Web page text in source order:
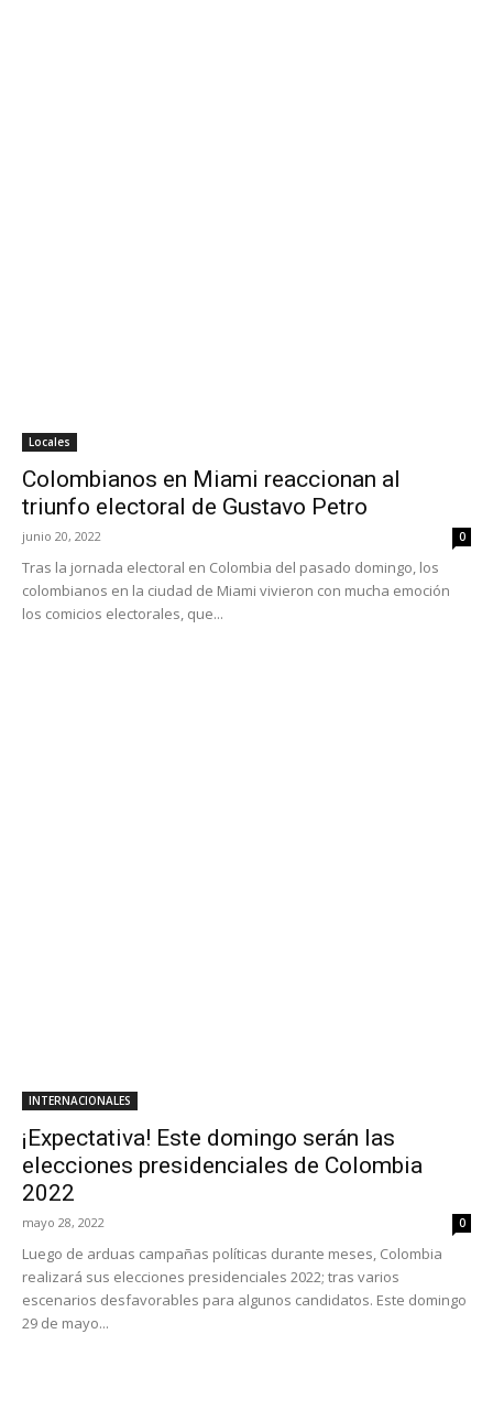
Locales
Colombianos en Miami reaccionan al
triunfo electoral de Gustavo Petro
junio 20, 2022 0
Tras la jornada electoral en Colombia del pasado domingo, los
colombianos en la ciudad de Miami vivieron con mucha emoción
los comicios electorales, que...
INTERNACIONALES
¡Expectativa! Este domingo serán las
elecciones presidenciales de Colombia
2022
mayo 28, 2022 0
Luego de arduas campañas políticas durante meses, Colombia
realizará sus elecciones presidenciales 2022; tras varios
escenarios desfavorables para algunos candidatos. Este domingo
29 de mayo...